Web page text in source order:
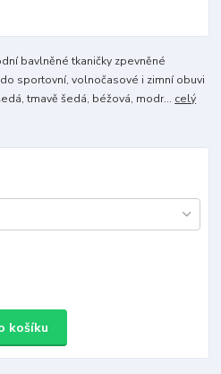
bavlněné tkaničky zpevněné
sportovní, volnočasové i zimní obuvi
tmavě šedá, béžová, modr... celý
košíku